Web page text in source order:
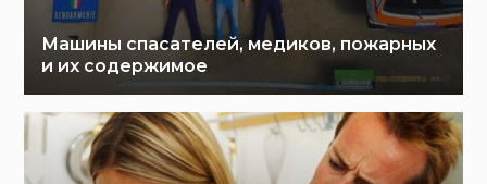
Машины спасателей, медиков, пожарных
и их содержимое